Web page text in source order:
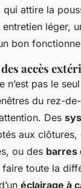
qui attire la
léger,
bon
accès
n’est pas le
du rez-
Des
aux clôtures,
ou des barres
toute la
éclairage à